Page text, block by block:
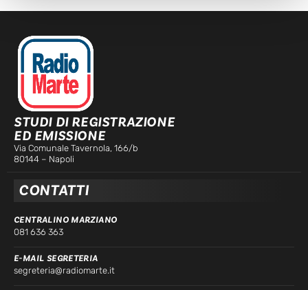
STUDI DI REGISTRAZIONE
ED EMISSIONE
Via Comunale Tavernola, 166/b
80144 – Napoli
CONTATTI
CENTRALINO MARZIANO
081 636 363
E-MAIL SEGRETERIA
segreteria@radiomarte.it